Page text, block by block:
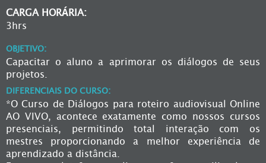
CARGA HORÁRIA:
3hrs
OBJETIVO:
Capacitar o aluno a aprimorar os diálogos de seus
projetos.
DIFERENCIAIS DO CURSO:
*O Curso de Diálogos para roteiro audiovisual Online
AO VIVO, acontece exatamente como nossos cursos
presenciais, permitindo total interação com os
mestres proporcionando a melhor experiência de
aprendizado a distância.